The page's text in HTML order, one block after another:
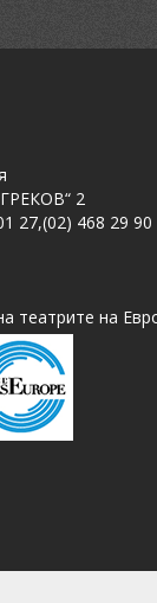
2
27,(02) 468 29 90
театрите на